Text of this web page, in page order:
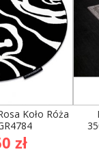
Koło Róża
zł